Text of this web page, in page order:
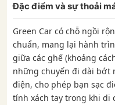
Đặc điểm và sự thoải
Green Car có chỗ ngồi
chuẩn, mang lại hành
giữa các ghế (khoảng
những chuyến đi dài bớt
điện, cho phép bạn sạc
tính xách tay trong khi di